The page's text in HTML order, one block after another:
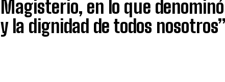
Magisterio, en lo que
y la dignidad de todos nosotros”